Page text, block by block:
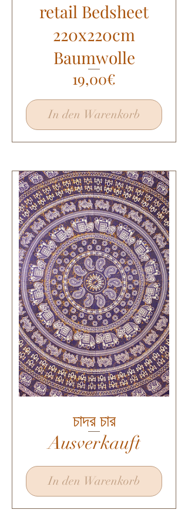
retail Bedsheet
220x220cm
Baumwolle
19,00€
In den Warenkorb
চাদর চার
Ausverkauft
In den Warenkorb